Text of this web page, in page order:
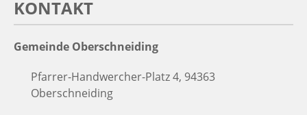
KONTAKT
Gemeinde Oberschneiding
Pfarrer-Handwercher-Platz 4, 94363
Oberschneiding